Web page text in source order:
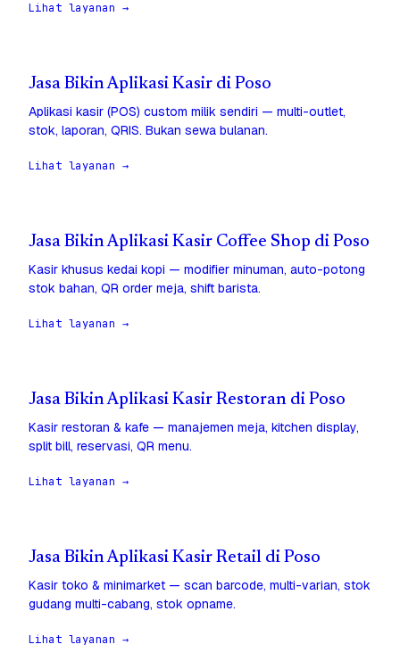
Lihat layanan →
Jasa Bikin Aplikasi Kasir di Poso
Aplikasi kasir (POS) custom milik sendiri — multi-outlet,
stok, laporan, QRIS. Bukan sewa bulanan.
Lihat layanan →
Jasa Bikin Aplikasi Kasir Coffee Shop di Poso
Kasir khusus kedai kopi — modifier minuman, auto-potong
stok bahan, QR order meja, shift barista.
Lihat layanan →
Jasa Bikin Aplikasi Kasir Restoran di Poso
Kasir restoran & kafe — manajemen meja, kitchen display,
split bill, reservasi, QR menu.
Lihat layanan →
Jasa Bikin Aplikasi Kasir Retail di Poso
Kasir toko & minimarket — scan barcode, multi-varian, stok
gudang multi-cabang, stok opname.
Lihat layanan →